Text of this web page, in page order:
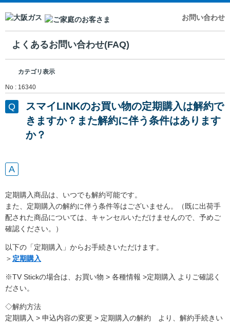
お問い合わせ
よくあるお問い合わせ(FAQ)
カテゴリ表示
No : 16340
スマイLINKのお買い物の定期購入は解約で
きますか？また解約に伴う条件はあります
か？
定期購入商品は、いつでも解約可能です。
また、定期購入の解約に伴う条件等はございません。（既に出荷手
配された商品については、キャンセルいただけませんので、予めご
確認ください。）
以下の「定期購入」からお手続きいただけます。
＞ 定期購入
※TV Stickの場合は、お買い物 > 各種情報 >定期購入 よりご確認く
ださい。
◇解約方法
定期購入 > 申込内容の変更 > 定期購入の解約 より、解約手続きい